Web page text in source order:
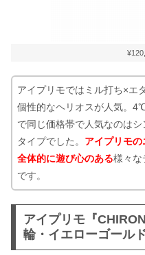
アイプリモではミル打ち×エ
個性的なヘリオスが人気。
で同じ価格帯で人気なのはシ
タイプでした。 アイプリモの
全体的に遊び心のある様々な
です。
アイプリモ『
輪・イエローゴールド